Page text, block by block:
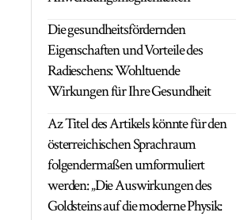
Die gesundheitsfördernden
Eigenschaften und Vorteile des
Radieschens: Wohltuende
Wirkungen für Ihre Gesundheit
Az Titel des Artikels könnte für den
österreichischen Sprachraum
folgendermaßen umformuliert
werden: „Die Auswirkungen des
Goldsteins auf die moderne Physik: